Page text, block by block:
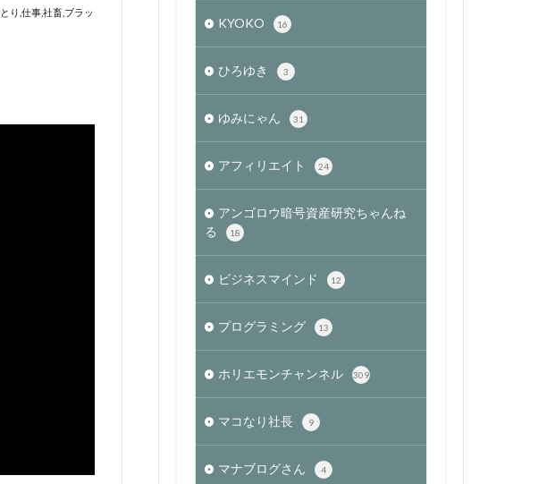
KYOKO 16
ひろゆき 3
ゆみにゃん 31
アフィリエイト 24
アンゴロウ暗号資産研究ちゃんね
る
18
ビジネスマインド 12
プログラミング 13
ホリエモンチャンネル 309
マコなり社長 9
マナブログさん 4